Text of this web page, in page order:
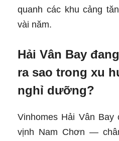
quanh các khu cảng
vài năm.
Hải Vân Bay
ra sao trong xu
nghỉ dưỡng?
Vinhomes Hải Vân
vịnh Nam Chơn —